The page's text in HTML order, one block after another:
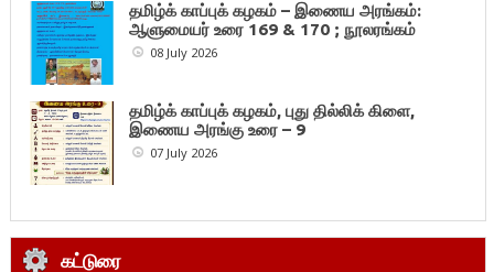
தமிழ்க் காப்புக் கழகம் – இணைய அரங்கம்:
ஆளுமையர் உரை 169 & 170 ; நூலரங்கம்
08 July 2026
தமிழ்க் காப்புக் கழகம், புது தில்லிக் கிளை,
இணைய அரங்கு உரை – 9
07 July 2026
கட்டுரை